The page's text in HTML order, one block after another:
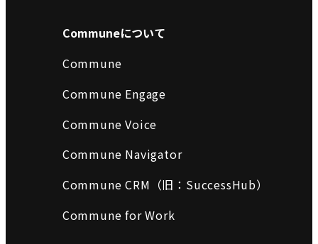
Communeについて
Commune
Commune Engage
Commune Voice
Commune Navigator
Commune CRM（旧：SuccessHub）
Commune for Work